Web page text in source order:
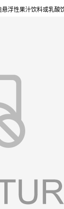
浮性果汁饮料或乳酸